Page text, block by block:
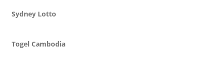
Sydney Lotto
Togel Cambodia